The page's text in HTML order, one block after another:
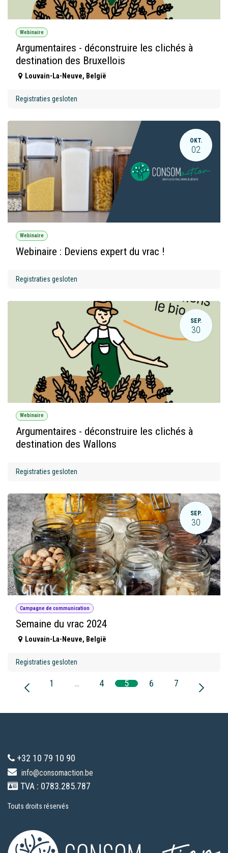
Webinaire
Argumentaires - déconstruire les clichés à
destination des Bruxellois
Louvain-La-Neuve, België
Registraties gesloten
OKT.
02
Webinaire
Webinaire : Deviens expert du vrac !
Registraties gesloten
SEP.
30
Webinaire
Argumentaires - déconstruire les clichés à
destination des Wallons
Registraties gesloten
SEP.
30
Campagne de communication
Semaine du vrac 2024
Louvain-La-Neuve, België
Registraties gesloten
1 … 4 5 6 7
+32 10 79 10 90
info@consomaction.be
TVA : 0783.285.787
Touts droits réservés